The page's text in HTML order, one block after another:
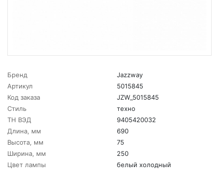
Бренд
Jazzway
Артикул
5015845
Код заказа
JZW_5015845
Стиль
техно
ТН ВЭД
9405420032
Длина, мм
690
Высота, мм
75
Ширина, мм
250
Цвет лампы
белый холодный